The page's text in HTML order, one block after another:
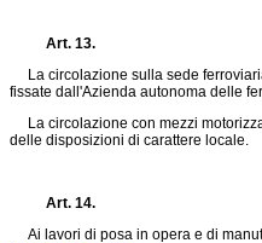
Art. 13.
La circolazione sulla sede
fissate dall'Azienda autonoma delle
La circolazione con mezzi
delle disposizioni di carattere locale.
Art. 14.
Ai lavori di posa in opera e di